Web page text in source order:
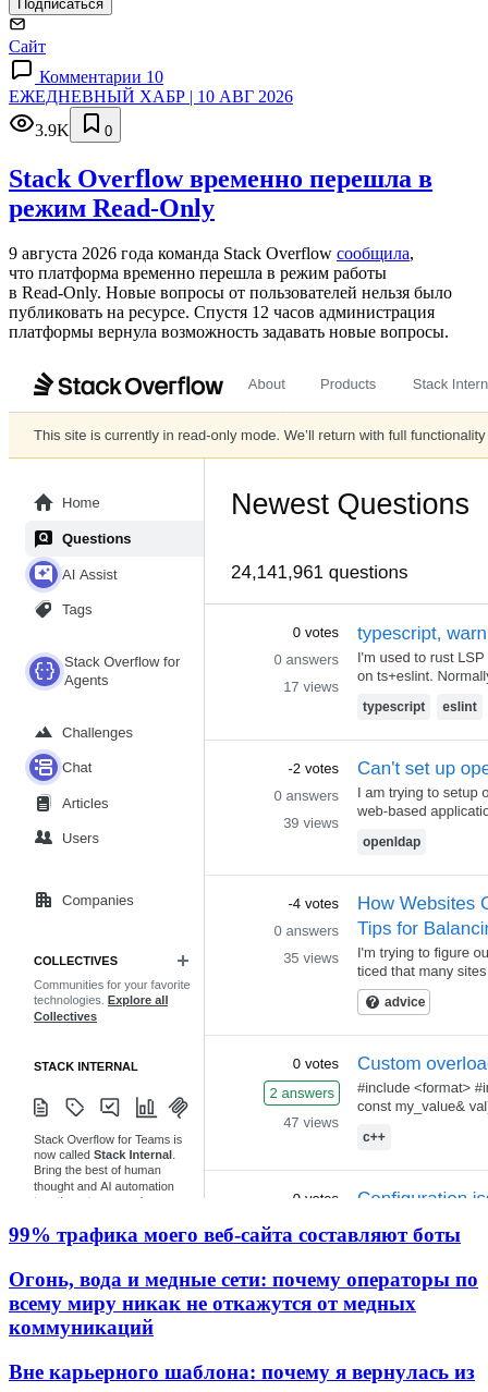
Подписаться
Сайт
Комментарии 10
ЕЖЕДНЕВНЫЙ ХАБР | 10 АВГ 2026
3.9K
0
Stack Overflow временно перешла в
режим Read-Only
9 августа 2026 года команда Stack Overflow сообщила,
что платформа временно перешла в режим работы
в Read‑Only. Новые вопросы от пользователей нельзя было
публиковать на ресурсе. Спустя 12 часов администрация
платформы вернула возможность задавать новые вопросы.
99% трафика моего веб‑сайта составляют боты
Огонь, вода и медные сети: почему операторы по
всему миру никак не откажутся от медных
коммуникаций
Вне карьерного шаблона: почему я вернулась из